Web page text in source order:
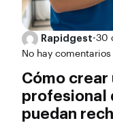
Rapidgest•30
No hay comentarios
Cómo crear
profesional
puedan